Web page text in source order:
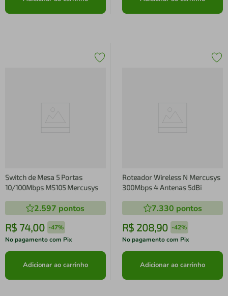
Switch de Mesa 5 Portas
10/100Mbps MS105 Mercusys
2.597 pontos
R$ 74,00 -47%
No pagamento com Pix
Adicionar ao carrinho
Roteador Wireless N Mercusys
300Mbps 4 Antenas 5dBi
7.330 pontos
R$ 208,90 -42%
No pagamento com Pix
Adicionar ao carrinho